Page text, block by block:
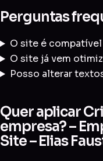
Perguntas
O site é
O site já vem
Posso alterar
Quer aplicar
empresa? –
Site – Elias